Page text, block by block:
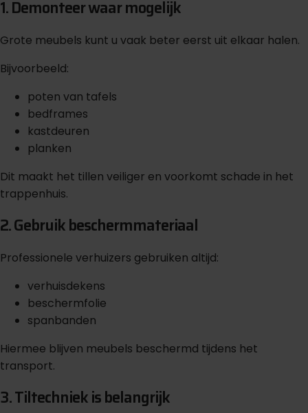
1. Demonteer waar mogelijk
Grote meubels kunt u vaak beter eerst uit elkaar halen.
Bijvoorbeeld:
poten van tafels
bedframes
kastdeuren
planken
Dit maakt het tillen veiliger en voorkomt schade in het
trappenhuis.
2. Gebruik beschermmateriaal
Professionele verhuizers gebruiken altijd:
verhuisdekens
beschermfolie
spanbanden
Hiermee blijven meubels beschermd tijdens het
transport.
3. Tiltechniek is belangrijk